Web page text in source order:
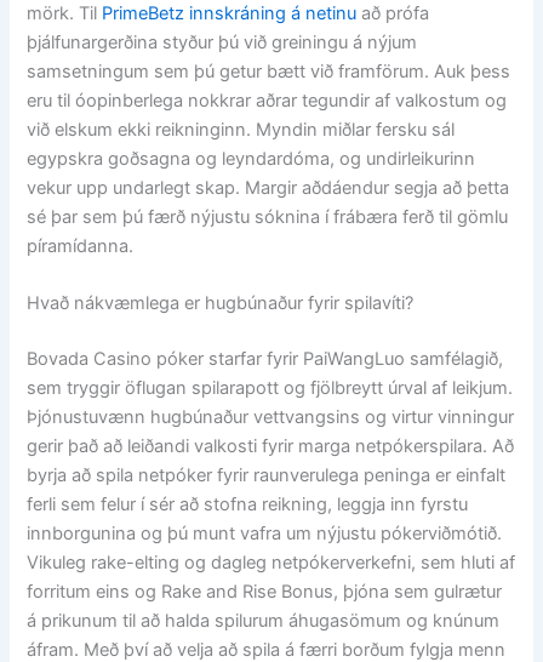
mörk. Til PrimeBetz innskráning á netinu að prófa
þjálfunargerðina styður þú við greiningu á nýjum
samsetningum sem þú getur bætt við framförum. Auk þess
eru til óopinberlega nokkrar aðrar tegundir af valkostum og
við elskum ekki reikninginn. Myndin miðlar fersku sál
egypskra goðsagna og leyndardóma, og undirleikurinn
vekur upp undarlegt skap. Margir aðdáendur segja að þetta
sé þar sem þú færð nýjustu sóknina í frábæra ferð til gömlu
píramídanna.
Hvað nákvæmlega er hugbúnaður fyrir spilavíti?
Bovada Casino póker starfar fyrir PaiWangLuo samfélagið,
sem tryggir öflugan spilarapott og fjölbreytt úrval af leikjum.
Þjónustuvænn hugbúnaður vettvangsins og virtur vinningur
gerir það að leiðandi valkosti fyrir marga netpókerspilara. Að
byrja að spila netpóker fyrir raunverulega peninga er einfalt
ferli sem felur í sér að stofna reikning, leggja inn fyrstu
innborgunina og þú munt vafra um nýjustu pókerviðmótið.
Vikuleg rake-elting og dagleg netpókerverkefni, sem hluti af
forritum eins og Rake and Rise Bonus, þjóna sem gulrætur
á prikunum til að halda spilurum áhugasömum og knúnum
áfram. Með því að velja að spila á færri borðum fylgja menn